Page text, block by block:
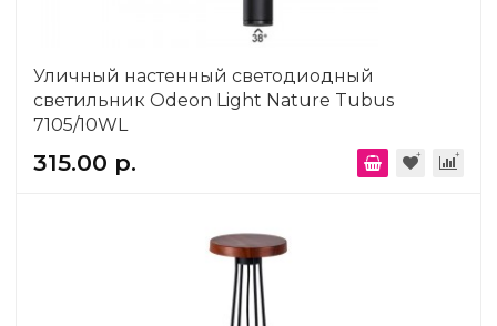
Уличный настенный светодиодный
светильник Odeon Light Nature Tubus
7105/10WL
315.00 р.